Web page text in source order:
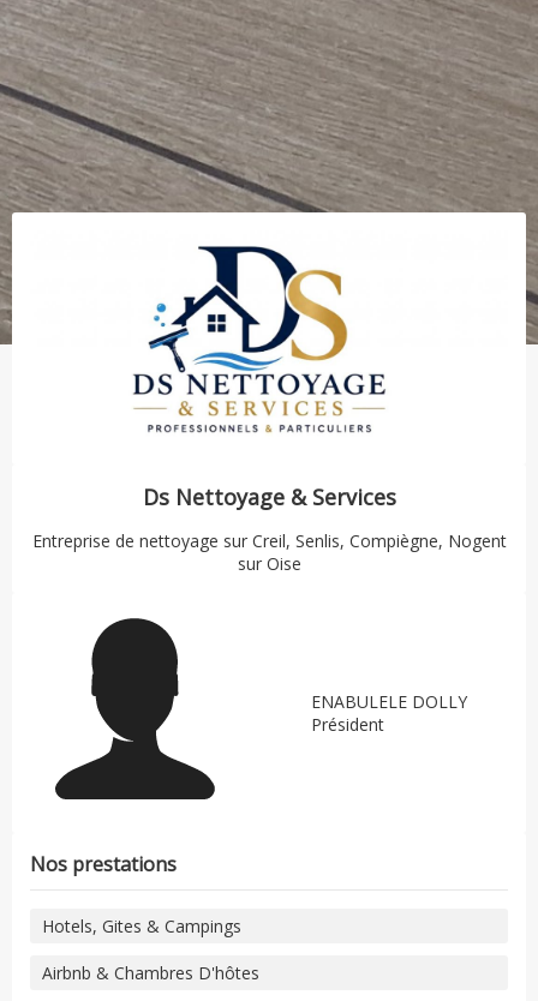
Ds Nettoyage & Services
Entreprise de nettoyage sur Creil, Senlis, Compiègne, Nogent
sur Oise
ENABULELE DOLLY
Président
Nos prestations
Hotels, Gites & Campings
Airbnb & Chambres D'hôtes